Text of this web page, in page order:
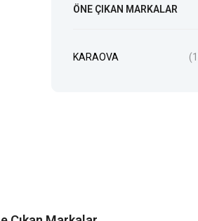
ÖNE ÇIKAN MARKALAR
KARAOVA